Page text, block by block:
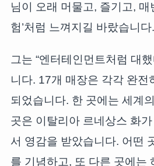
님이 오래 머물고, 즐기고, 매
험’처럼 느껴지길 바랐습니다.
그는 “엔터테인먼트처럼 대
니다. 17개 매장은 각각 완전
되었습니다. 한 곳에는 세계
곳은 이탈리아 르네상스 화
서 영감을 받았습니다. 어떤
를 기념하고, 또 다른 곳에는